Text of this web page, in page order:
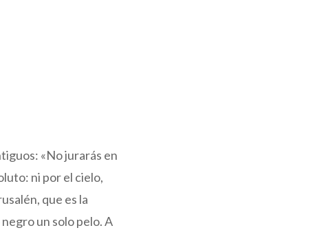
«No jurarás en
ni por el cielo,
que es la
un solo pelo. A